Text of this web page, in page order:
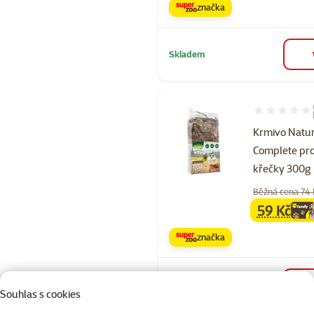
Souhlas s cookies
značka
Skladem
Krmivo
Complete
křečky 300g
Hodnocení
Běžná cena 74
family
59 Kč
značka